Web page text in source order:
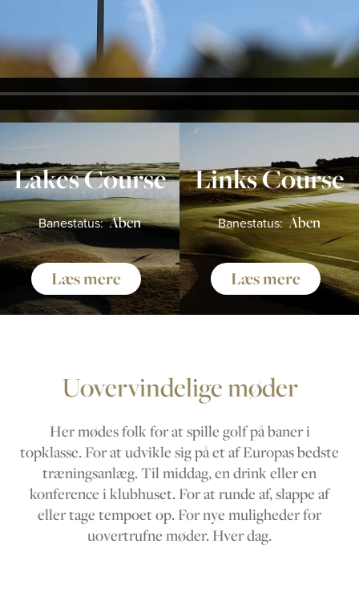
The Range
Golfinstruktør
Virksomhed
MEDLEMSKAB
TILBUDDENE
BEGIVENHED
KONTAKT OS
Lakes Course
Banestatus: Åben
Læs mere
Links Course
Banestatus: Åben
Læs mere
Uovervindelige møder
Her mødes folk for at spille golf på baner i
topklasse. For at udvikle sig på et af Europas bedste
træningsanlæg. Til middag, en drink eller en
konference i klubhuset. For at runde af, slappe af
eller tage tempoet op. For nye muligheder for
uovertrufne møder. Hver dag.